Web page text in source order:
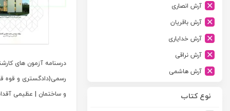
ارشد
اسلامیه
اشکان
اطلاعات
امجد
امید انقلاب
آرش انصاری
آرش باقریان
آرش خدایاری
آرش نراقی
آرش هاشمی
نوع کتاب
درسنامه آزمون های
رسمی(دادگستری و قوه
و ساختمان | عظیمی